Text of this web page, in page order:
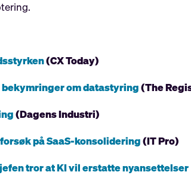
(CX Today)
om datastyring(The
(Dagens Industri)
på SaaS-konsolidering(IT Pro)
tror at KI vil erstatte nyansettelser